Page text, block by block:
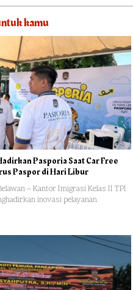
kamu
Pasporia Saat Car Free
Paspor di Hari Libur
– Kantor Imigrasi Kelas II TPI
inovasi pelayanan